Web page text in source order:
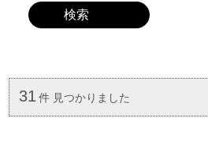
31 件 見つかりました